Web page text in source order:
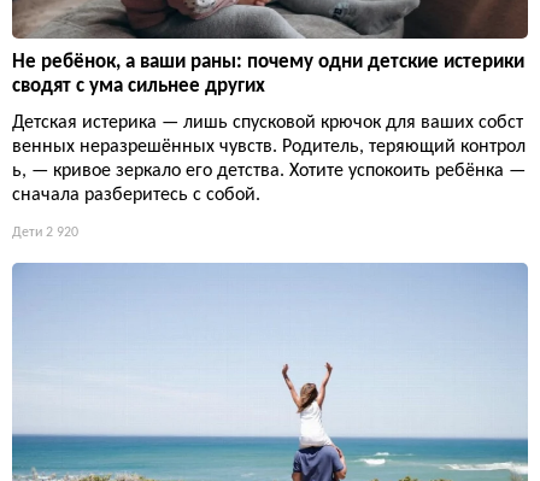
Не ребёнок, а ваши раны: почему одни детские истерики
сводят с ума сильнее других
Детская истерика — лишь спусковой крючок для ваших собст
венных неразрешённых чувств. Родитель, теряющий контрол
ь, — кривое зеркало его детства. Хотите успокоить ребёнка —
сначала разберитесь с собой.
Дети 2 920